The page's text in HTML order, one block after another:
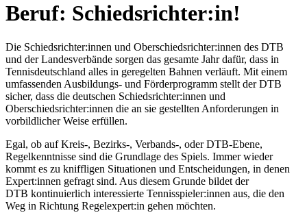
Beruf: Schiedsrichter:in!
Die Schiedsrichter:innen und Oberschiedsrichter:innen des DTB
und der Landesverbände sorgen das gesamte Jahr dafür, dass in
Tennisdeutschland alles in geregelten Bahnen verläuft. Mit einem
umfassenden Ausbildungs- und Förderprogramm stellt der DTB
sicher, dass die deutschen Schiedsrichter:innen und
Oberschiedsrichter:innen die an sie gestellten Anforderungen in
vorbildlicher Weise erfüllen.
Egal, ob auf Kreis-, Bezirks-, Verbands-, oder DTB-Ebene,
Regelkenntnisse sind die Grundlage des Spiels. Immer wieder
kommt es zu kniffligen Situationen und Entscheidungen, in denen
Expert:innen gefragt sind. Aus diesem Grunde bildet der
DTB kontinuierlich interessierte Tennisspieler:innen aus, die den
Weg in Richtung Regelexpert:in gehen möchten.